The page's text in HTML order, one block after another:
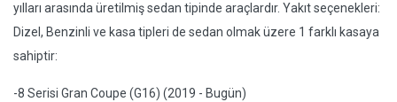
yılları arasında üretilmiş sedan tipinde araçlardır. Yakıt seçenekleri:
Dizel, Benzinli ve kasa tipleri de sedan olmak üzere 1 farklı kasaya
sahiptir:
-8 Serisi Gran Coupe (G16) (2019 - Bugün)